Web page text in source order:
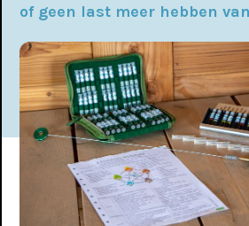
?
of geen last meer hebben